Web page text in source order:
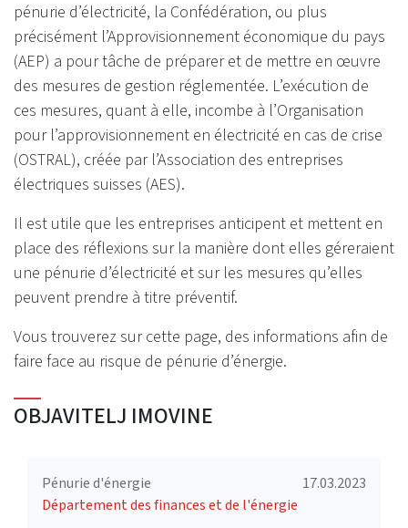
pénurie d’électricité, la Confédération, ou plus
précisément l’Approvisionnement économique du pays
(AEP) a pour tâche de préparer et de mettre en œuvre
des mesures de gestion réglementée. L’exécution de
ces mesures, quant à elle, incombe à l’Organisation
pour l’approvisionnement en électricité en cas de crise
(OSTRAL), créée par l’Association des entreprises
électriques suisses (AES).
Il est utile que les entreprises anticipent et mettent en
place des réflexions sur la manière dont elles géreraient
une pénurie d’électricité et sur les mesures qu’elles
peuvent prendre à titre préventif.
Vous trouverez sur cette page, des informations afin de
faire face au risque de pénurie d’énergie.
OBJAVITELJ IMOVINE
Pénurie d'énergie
17.03.2023
Département des finances et de l'énergie